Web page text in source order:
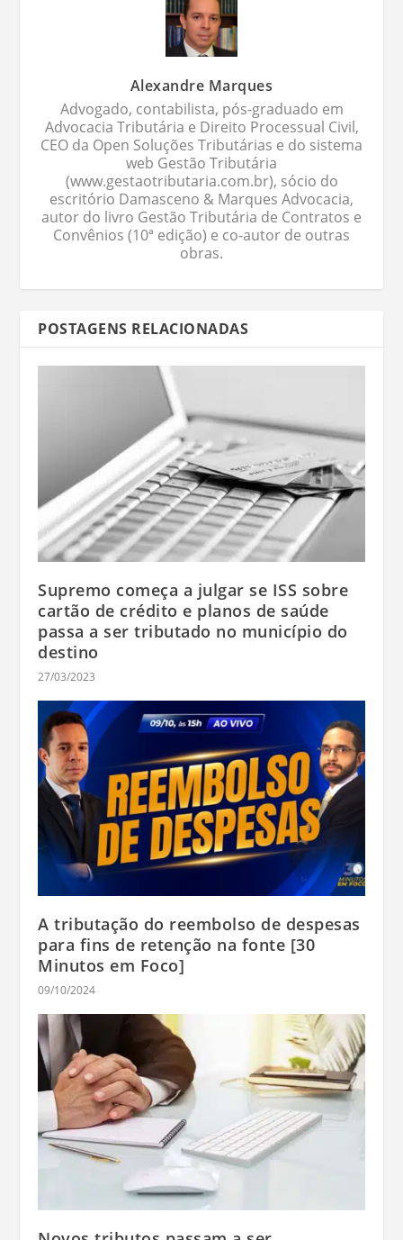
Alexandre Marques
Advogado, contabilista, pós-graduado em
Advocacia Tributária e Direito Processual Civil,
CEO da Open Soluções Tributárias e do sistema
web Gestão Tributária
(www.gestaotributaria.com.br), sócio do
escritório Damasceno & Marques Advocacia,
autor do livro Gestão Tributária de Contratos e
Convênios (10ª edição) e co-autor de outras
obras.
POSTAGENS RELACIONADAS
Supremo começa a julgar se ISS sobre
cartão de crédito e planos de saúde
passa a ser tributado no município do
destino
27/03/2023
A tributação do reembolso de despesas
para fins de retenção na fonte [30
Minutos em Foco]
09/10/2024